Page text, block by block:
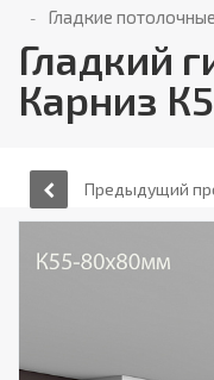
Гладкие
Гладкий
Карниз
Предыдущий